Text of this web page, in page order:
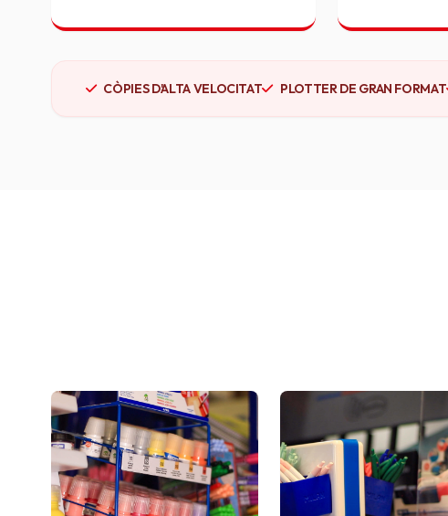
CÒPIES D'ALTA VELOCITAT PLOTTER DE GRAN FORMAT